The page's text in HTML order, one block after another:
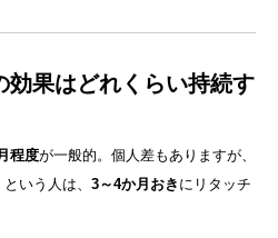
効果はどれくらい持続す
程度が一般的。個人差もありますが、
いう人は、 3～4か月おき にリタッチ